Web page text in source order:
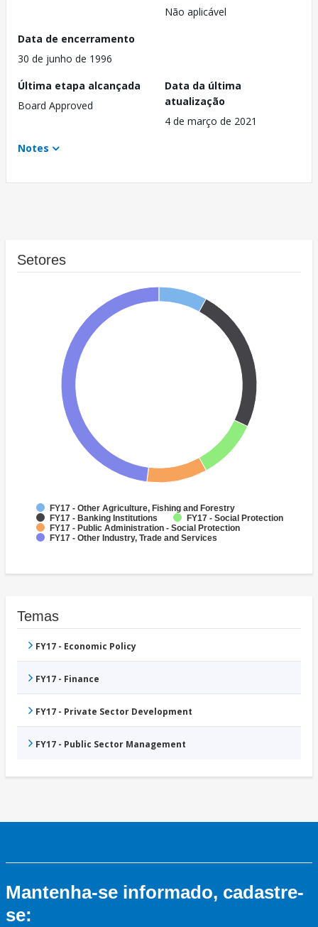
Não aplicável
Data de encerramento
30 de junho de 1996
Última etapa alcançada
Board Approved
Data da última
atualização
4 de março de 2021
Notes
Setores
FY17 - Other Agriculture, Fishing and Forestry
FY17 - Banking Institutions
FY17 - Social Protection
FY17 - Public Administration - Social Protection
FY17 - Other Industry, Trade and Services
Temas
FY17 - Economic Policy
FY17 - Finance
FY17 - Private Sector Development
FY17 - Public Sector Management
Mantenha-se informado, cadastre-
se: